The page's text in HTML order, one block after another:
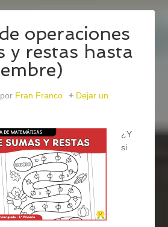
operaciones
y restas hasta
por Fran Franco
Dejar un
¿Y
si